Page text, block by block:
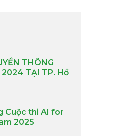
THÔNG
TẠI TP. Hồ
Cuộc thi AI for
2025